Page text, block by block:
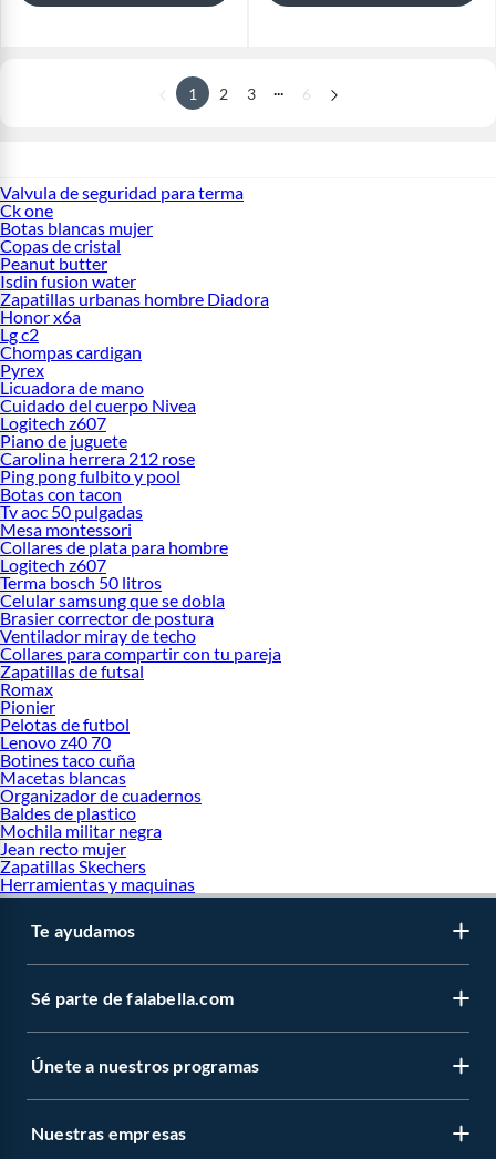
1 2 3 ... 6
Valvula de seguridad para terma
Ck one
Botas blancas mujer
Copas de cristal
Peanut butter
Isdin fusion water
Zapatillas urbanas hombre Diadora
Honor x6a
Lg c2
Chompas cardigan
Pyrex
Licuadora de mano
Cuidado del cuerpo Nivea
Logitech z607
Piano de juguete
Carolina herrera 212 rose
Ping pong fulbito y pool
Botas con tacon
Tv aoc 50 pulgadas
Mesa montessori
Collares de plata para hombre
Logitech z607
Terma bosch 50 litros
Celular samsung que se dobla
Brasier corrector de postura
Ventilador miray de techo
Collares para compartir con tu pareja
Zapatillas de futsal
Romax
Pionier
Pelotas de futbol
Lenovo z40 70
Botines taco cuña
Macetas blancas
Organizador de cuadernos
Baldes de plastico
Mochila militar negra
Jean recto mujer
Zapatillas Skechers
Herramientas y maquinas
Te ayudamos
Sé parte de falabella.com
Únete a nuestros programas
Nuestras empresas